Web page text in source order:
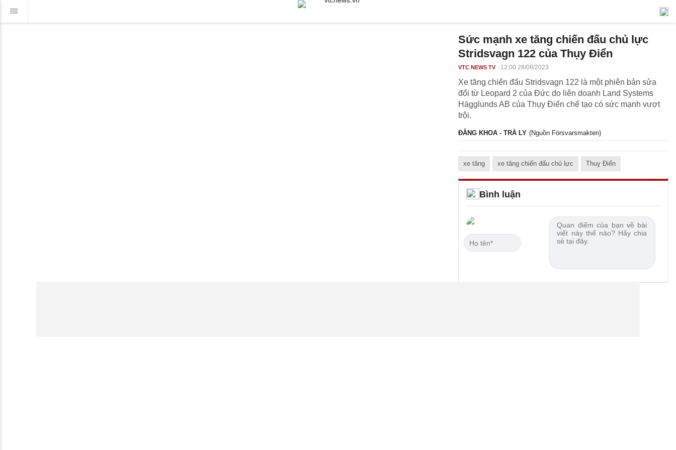
Sức mạnh xe tăng chiến đấu chủ lực
Stridsvagn 122 của Thụy Điển
VTC NEWS TV 12:00 28/08/2023
Xe tăng chiến đấu Stridsvagn 122 là một phiên bản sửa
đổi từ Leopard 2 của Đức do liên doanh Land Systems
Hägglunds AB của Thụy Điển chế tạo có sức mạnh vượt
trội.
ĐĂNG KHOA - TRÀ LY (Nguồn Försvarsmakten)
xe tăng xe tăng chiến đấu chủ lực Thuỵ Điển
Bình luận